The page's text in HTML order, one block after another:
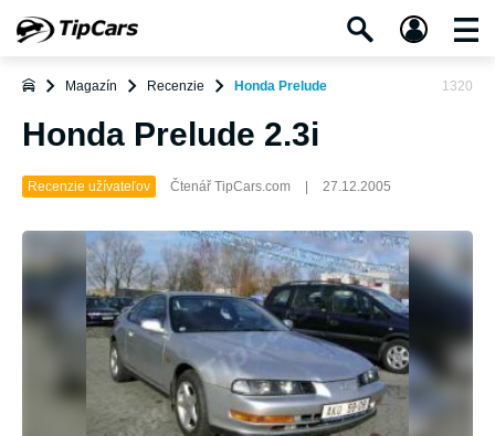
Magazín Recenzie Honda Prelude 1320
Honda Prelude 2.3i
Recenzie užívateľov Čtenář TipCars.com 27.12.2005